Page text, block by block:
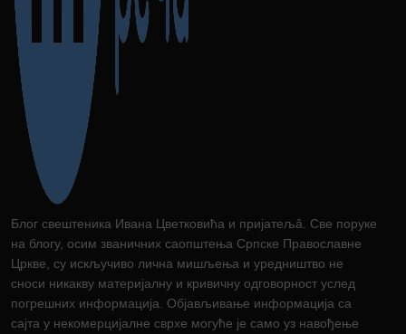
Блог свештеника Ивана Цветковића и пријатељâ. Све поруке
на блогу, осим званичних саопштења Српске Православне
Цркве, су искључиво лична мишљења и уредништво не
сноси никакву материјалну и кривичну одговорност услед
погрешних информација. Објављивање информација са
сајта у некомерцијалне сврхе могуће је само уз навођење